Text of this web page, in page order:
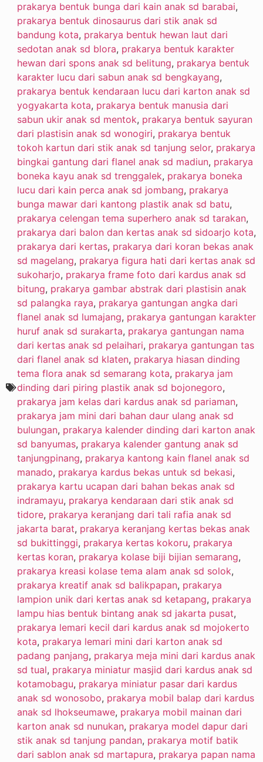
prakarya bentuk bunga dari kain anak sd barabai,
prakarya bentuk dinosaurus dari stik anak sd
bandung kota, prakarya bentuk hewan laut dari
sedotan anak sd blora, prakarya bentuk karakter
hewan dari spons anak sd belitung, prakarya bentuk
karakter lucu dari sabun anak sd bengkayang,
prakarya bentuk kendaraan lucu dari karton anak sd
yogyakarta kota, prakarya bentuk manusia dari
sabun ukir anak sd mentok, prakarya bentuk sayuran
dari plastisin anak sd wonogiri, prakarya bentuk
tokoh kartun dari stik anak sd tanjung selor, prakarya
bingkai gantung dari flanel anak sd madiun, prakarya
boneka kayu anak sd trenggalek, prakarya boneka
lucu dari kain perca anak sd jombang, prakarya
bunga mawar dari kantong plastik anak sd batu,
prakarya celengan tema superhero anak sd tarakan,
prakarya dari balon dan kertas anak sd sidoarjo kota,
prakarya dari kertas, prakarya dari koran bekas anak
sd magelang, prakarya figura hati dari kertas anak sd
sukoharjo, prakarya frame foto dari kardus anak sd
bitung, prakarya gambar abstrak dari plastisin anak
sd palangka raya, prakarya gantungan angka dari
flanel anak sd lumajang, prakarya gantungan karakter
huruf anak sd surakarta, prakarya gantungan nama
dari kertas anak sd pelaihari, prakarya gantungan tas
dari flanel anak sd klaten, prakarya hiasan dinding
tema flora anak sd semarang kota, prakarya jam
dinding dari piring plastik anak sd bojonegoro,
prakarya jam kelas dari kardus anak sd pariaman,
prakarya jam mini dari bahan daur ulang anak sd
bulungan, prakarya kalender dinding dari karton anak
sd banyumas, prakarya kalender gantung anak sd
tanjungpinang, prakarya kantong kain flanel anak sd
manado, prakarya kardus bekas untuk sd bekasi,
prakarya kartu ucapan dari bahan bekas anak sd
indramayu, prakarya kendaraan dari stik anak sd
tidore, prakarya keranjang dari tali rafia anak sd
jakarta barat, prakarya keranjang kertas bekas anak
sd bukittinggi, prakarya kertas kokoru, prakarya
kertas koran, prakarya kolase biji bijian semarang,
prakarya kreasi kolase tema alam anak sd solok,
prakarya kreatif anak sd balikpapan, prakarya
lampion unik dari kertas anak sd ketapang, prakarya
lampu hias bentuk bintang anak sd jakarta pusat,
prakarya lemari kecil dari kardus anak sd mojokerto
kota, prakarya lemari mini dari karton anak sd
padang panjang, prakarya meja mini dari kardus anak
sd tual, prakarya miniatur masjid dari kardus anak sd
kotamobagu, prakarya miniatur pasar dari kardus
anak sd wonosobo, prakarya mobil balap dari kardus
anak sd lhokseumawe, prakarya mobil mainan dari
karton anak sd nunukan, prakarya model dapur dari
stik anak sd tanjung pandan, prakarya motif batik
dari sablon anak sd martapura, prakarya papan nama